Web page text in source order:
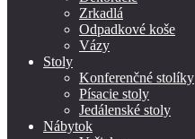
Zrkadlá
Odpadkové koše
Vázy
Stoly
Konferenčné stolíky
Písacie stoly
Jedálenské stoly
Nábytok